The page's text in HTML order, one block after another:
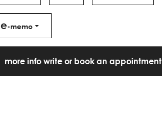
e-memo
more info write or book an appointment